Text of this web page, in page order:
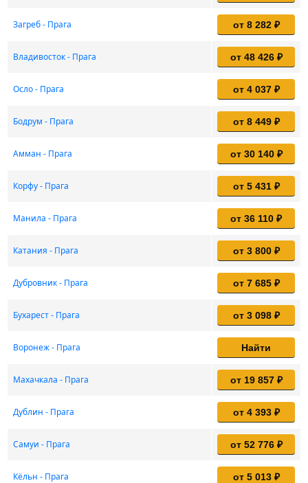
Загреб - Прага от 8 282 ₽
Владивосток - Прага от 48 426 ₽
Осло - Прага от 4 037 ₽
Бодрум - Прага от 8 449 ₽
Амман - Прага от 30 140 ₽
Корфу - Прага от 5 431 ₽
Манила - Прага от 36 110 ₽
Катания - Прага от 3 800 ₽
Дубровник - Прага от 7 685 ₽
Бухарест - Прага от 3 098 ₽
Воронеж - Прага Найти
Махачкала - Прага от 19 857 ₽
Дублин - Прага от 4 393 ₽
Самуи - Прага от 52 776 ₽
Кёльн - Прага от 5 013 ₽